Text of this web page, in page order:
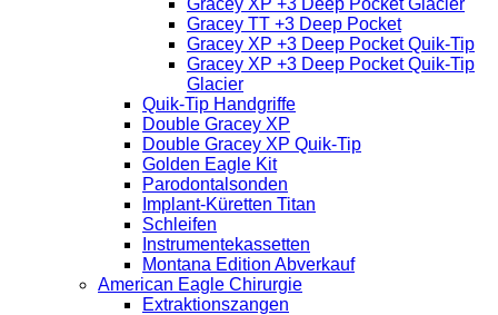
Gracey TT +3 Deep Pocket
Gracey XP +3 Deep Pocket Quik-Tip
Gracey XP +3 Deep Pocket Quik-Tip
Glacier
Quik-Tip Handgriffe
Double Gracey XP
Double Gracey XP Quik-Tip
Golden Eagle Kit
Parodontalsonden
Implant-Küretten Titan
Schleifen
Instrumentekassetten
Montana Edition Abverkauf
American Eagle Chirurgie
Extraktionszangen